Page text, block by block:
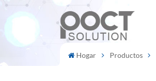
Hogar Productos